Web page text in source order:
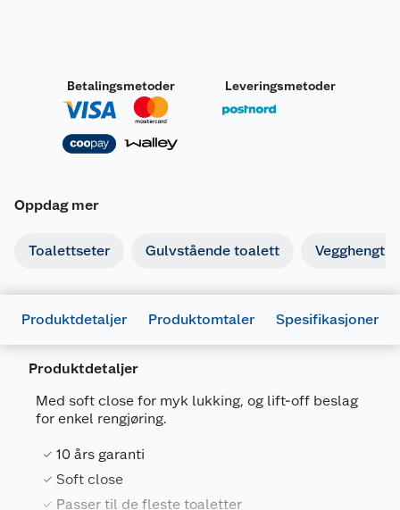
Betalingsmetoder Leveringsmetoder
Oppdag mer
Toalettseter Gulvstående toalett Vegghengt
Produktdetaljer Produktomtaler Spesifikasjoner
Produktdetaljer
Med soft close for myk lukking, og lift-off beslag
for enkel rengjøring.
10 års garanti
Soft close
Passer til de fleste toaletter
Generelt
Artikkelnummer
Leverandørens
artikkelnummer
Farge